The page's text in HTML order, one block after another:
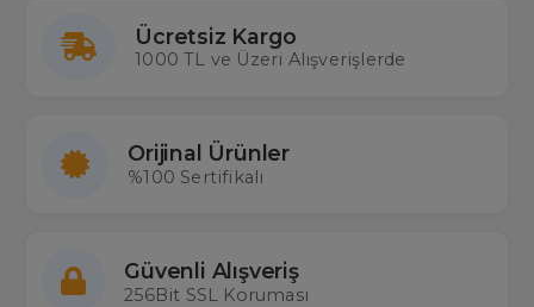
Ücretsiz Kargo
1000 TL ve Üzeri Alışverişlerde
Orijinal Ürünler
%100 Sertifikalı
Güvenli Alışveriş
256Bit SSL Koruması